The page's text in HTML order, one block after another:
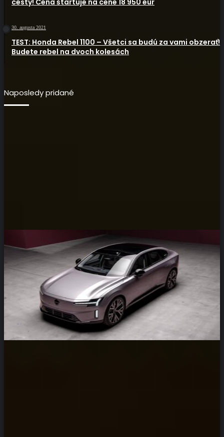
cesty! Cena štartuje na cene 18 950 eur
30. augusta 2021
TEST: Honda Rebel 1100 – Všetci sa budú za vami obzerať!
Budete rebel na dvoch kolesách
Naposledy pridané